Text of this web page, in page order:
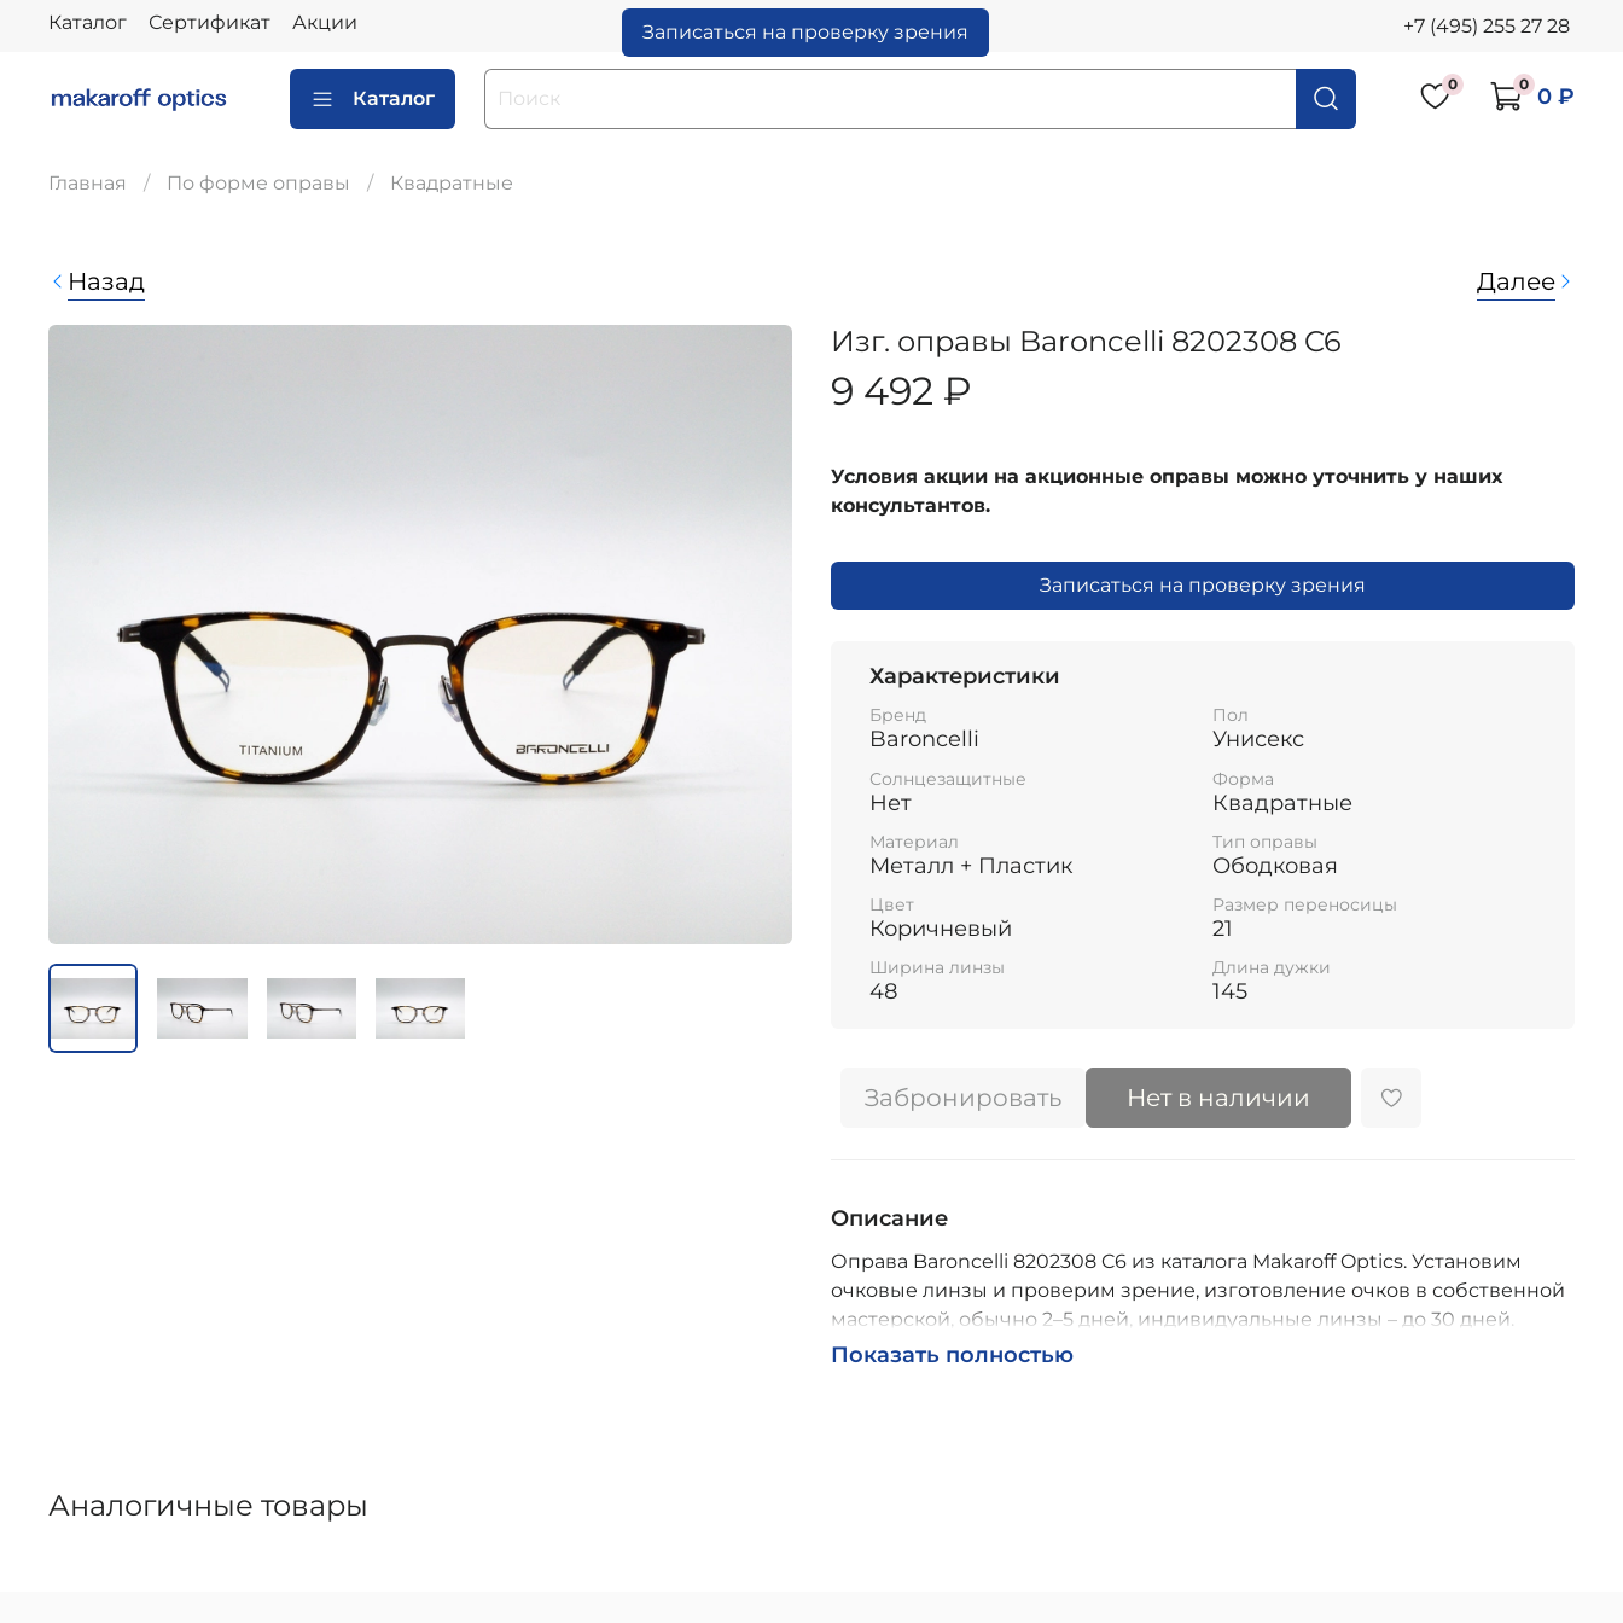
Каталог Сертификат Акции Записаться на проверку зрения +7 (495) 255 27 28
Каталог
0 0 0 ₽
Главная По форме оправы Квадратные
Назад Далее
Изг. оправы Baroncelli 8202308 C6
9 492 ₽
Условия акции на акционные оправы можно уточнить у наших
консультантов.
Записаться на проверку зрения
Характеристики
Бренд
Baroncelli
Пол
Унисекс
Солнцезащитные
Нет
Форма
Квадратные
Материал
Металл + Пластик
Тип оправы
Ободковая
Цвет
Коричневый
Размер переносицы
21
Ширина линзы
48
Длина дужки
145
Забронировать Нет в наличии
Описание
Оправа Baroncelli 8202308 C6 из каталога Makaroff Optics. Установим
очковые линзы и проверим зрение, изготовление очков в собственной
мастерской, обычно 2–5 дней, индивидуальные линзы – до 30 дней.
Возможна доставка по России.
Показать полностью
Аналогичные товары